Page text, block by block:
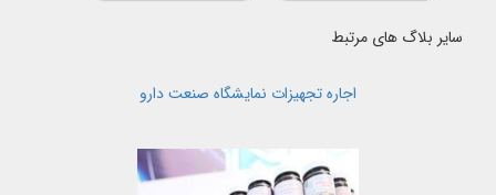
سایر بلاگ های مرتبط
اجاره تجهیزات نمایشگاه صنعت دارو